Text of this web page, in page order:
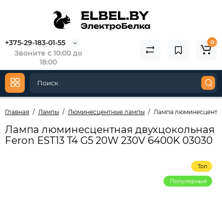
+375-29-183-01-55
Звоните с 10:00 до
18:00
0
Главная Лампы Люминесцентные лампы Лампа
Лампа люминесцентная двухцокольная
Feron EST13 T4 G5 20W 230V 6400K 03030
Топ
Популярный